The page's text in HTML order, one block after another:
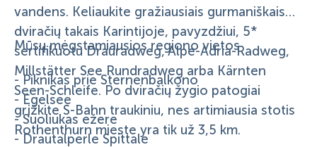
vandens. Keliaukite gražiausiais gurmaniškais
dviračių takais Karintijoje, pavyzdžiui, 5*
sertifikuotu Drauradweg, Alpe-Adria-Radweg,
Millstätter See Rundradweg arba Kärnten
Seen-Schleife. Po dviračių žygio patogiai
grįžkite S-Bahn traukiniu, nes artimiausia stotis
Rothenthurn mieste yra tik už 3,5 km.
Mūsų mėgstamiausios regiono vietos
- Piknikas prie Sternenbalkono
- Egelsee
- Suoliukas ežere
- Drautalperle Spittale